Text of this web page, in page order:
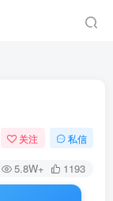
关注 私信
5.8W+ 1193